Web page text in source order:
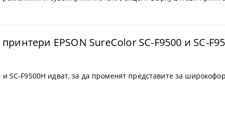
EPSON SureColor SC-F9500 и SC-
SC-F9500H идват, за да променят представите за